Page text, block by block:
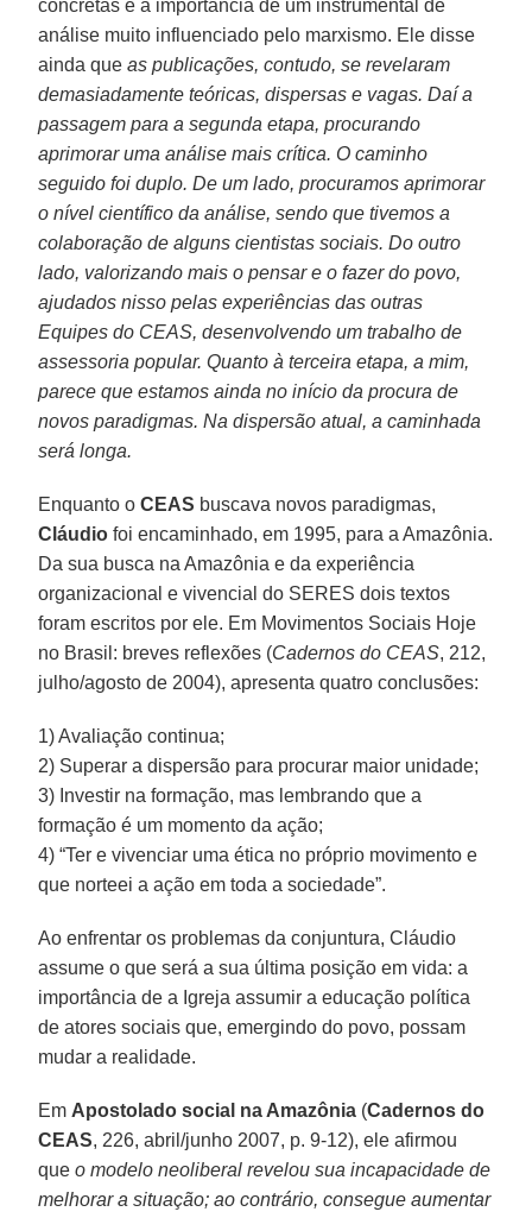
concretas e a importância de um instrumental de
análise muito influenciado pelo marxismo. Ele disse
ainda queas publicações, contudo, se revelaram
demasiadamente teóricas, dispersas e vagas. Daí a
passagem para a segunda etapa, procurando
aprimorar uma análise mais crítica. O caminho
seguido foi duplo. De um lado, procuramos aprimorar
o nível científico da análise, sendo que tivemos a
colaboração de alguns cientistas sociais. Do outro
lado, valorizando mais o pensar e o fazer do povo,
ajudados nisso pelas experiências das outras
Equipes do CEAS, desenvolvendo um trabalho de
assessoria popular. Quanto à terceira etapa, a mim,
parece que estamos ainda no início da procura de
novos paradigmas. Na dispersão atual, a caminhada
será longa.
Enquanto oCEAS buscava novos paradigmas,
Cláudio foi encaminhado, em 1995, para a Amazônia.
Da sua busca na Amazônia e da experiência
organizacional e vivencial do SERES dois textos
foram escritos por ele. Em Movimentos Sociais Hoje
no Brasil: breves reflexões (Cadernos do CEAS, 212,
julho/agosto de 2004), apresenta quatro conclusões:
1) Avaliação continua;
2) Superar a dispersão para procurar maior unidade;
3) Investir na formação, mas lembrando que a
formação é um momento da ação;
4) “Ter e vivenciar uma ética no próprio movimento e
que norteei a ação em toda a sociedade”.
Ao enfrentar os problemas da conjuntura, Cláudio
assume o que será a sua última posição em vida: a
importância de a Igreja assumir a educação política
de atores sociais que, emergindo do povo, possam
mudar a realidade.
Em Apostolado social na Amazônia (Cadernos do
CEAS, 226, abril/junho 2007, p. 9-12), ele afirmou
queo modelo neoliberal revelou sua incapacidade de
melhorar a situação; ao contrário, consegue aumentar